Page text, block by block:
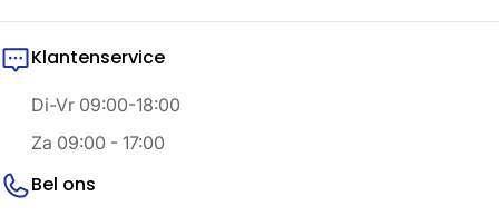
Klantenservice
Di-Vr 09:00-18:00
Za 09:00 - 17:00
Bel ons